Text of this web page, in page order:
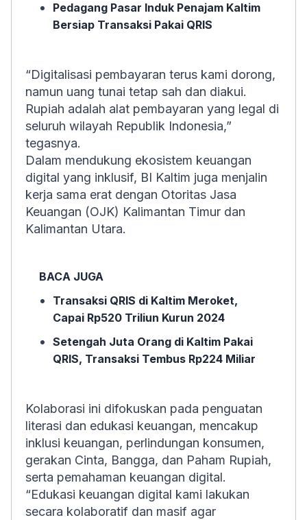
Pedagang Pasar Induk Penajam Kaltim
Bersiap Transaksi Pakai QRIS
“Digitalisasi pembayaran terus kami dorong,
namun uang tunai tetap sah dan diakui.
Rupiah adalah alat pembayaran yang legal di
seluruh wilayah Republik Indonesia,”
tegasnya.
Dalam mendukung ekosistem keuangan
digital yang inklusif, BI Kaltim juga menjalin
kerja sama erat dengan Otoritas Jasa
Keuangan (OJK) Kalimantan Timur dan
Kalimantan Utara.
BACA JUGA
Transaksi QRIS di Kaltim Meroket,
Capai Rp520 Triliun Kurun 2024
Setengah Juta Orang di Kaltim Pakai
QRIS, Transaksi Tembus Rp224 Miliar
Kolaborasi ini difokuskan pada penguatan
literasi dan edukasi keuangan, mencakup
inklusi keuangan, perlindungan konsumen,
gerakan Cinta, Bangga, dan Paham Rupiah,
serta pemahaman keuangan digital.
“Edukasi keuangan digital kami lakukan
secara kolaboratif dan masif agar